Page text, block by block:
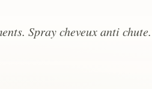
Spray cheveux anti chute.